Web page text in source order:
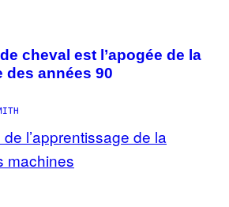
cheval est l’apogée de la
des années 90